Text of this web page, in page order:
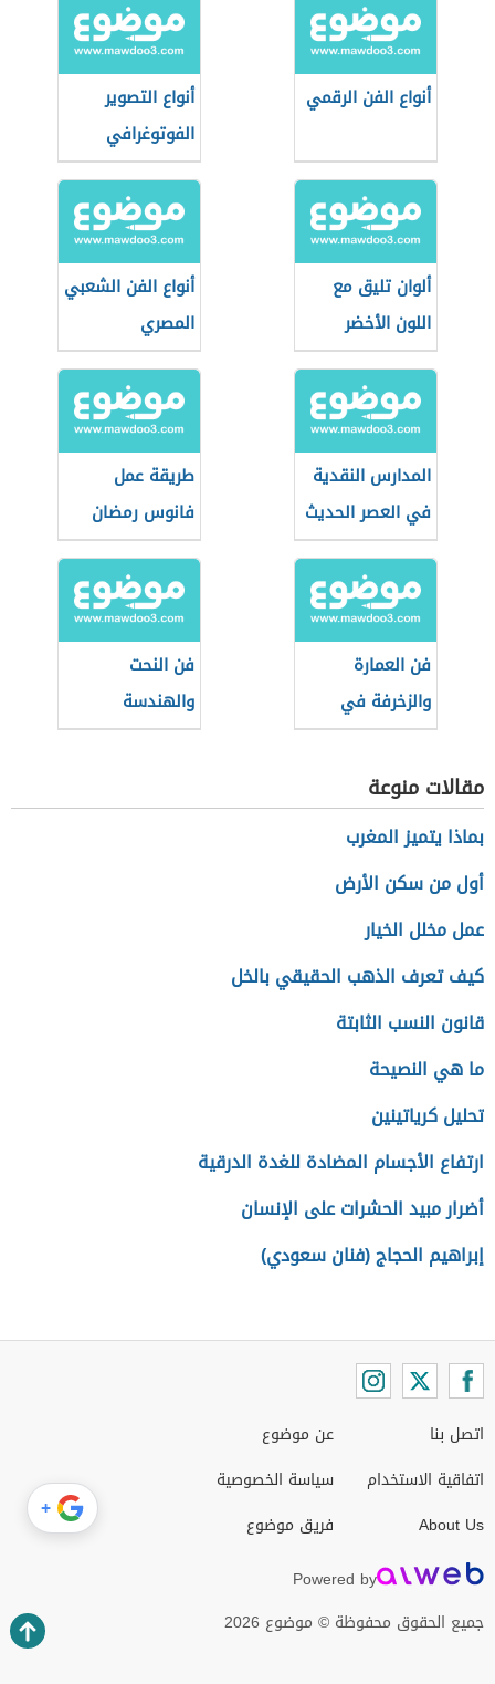
أنواع الفن الرقمي
أنواع التصوير
الفوتوغرافي
ألوان تليق مع
اللون الأخضر
الفاتح
أنواع الفن الشعبي
المصري
المدارس النقدية
في العصر الحديث
طريقة عمل
فانوس رمضان
بالزجاج البلاستيك
فن العمارة
والزخرفة في
العصر العباسي
الأول وأبرز
معالمها
فن النحت
والهندسة
والعمارة في
مقالات منوعة
بماذا يتميز المغرب
أول من سكن الأرض
عمل مخلل الخيار
كيف تعرف الذهب الحقيقي بالخل
قانون النسب الثابتة
ما هي النصيحة
تحليل كرياتينين
ارتفاع الأجسام المضادة للغدة الدرقية
أضرار مبيد الحشرات على الإنسان
إبراهيم الحجاج (فنان سعودي)
اتصل بنا
اتفاقية الاستخدام
About Us
عن موضوع
سياسة الخصوصية
فريق موضوع
Powered by
جميع الحقوق محفوظة © موضوع 2026
+